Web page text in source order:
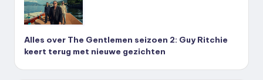
Alles over The Gentlemen seizoen 2: Guy Ritchie
keert terug met nieuwe gezichten